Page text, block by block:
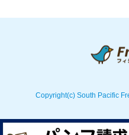
Copyright(c) South Pacific